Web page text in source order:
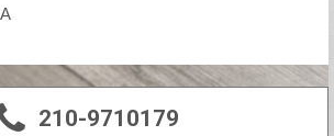
210-9710179